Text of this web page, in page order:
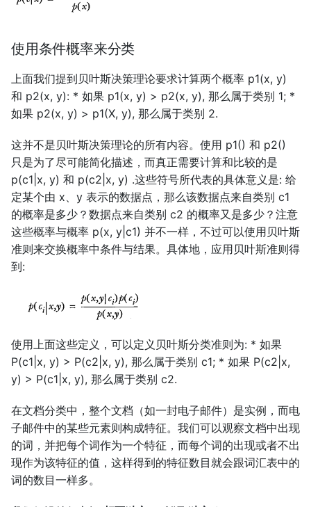
使用条件概率来分类
上面我们提到贝叶斯决策理论要求计算两个概率 p1(x, y)
和 p2(x, y): * 如果 p1(x, y) > p2(x, y), 那么属于类别 1; *
如果 p2(x, y) > p1(X, y), 那么属于类别 2.
这并不是贝叶斯决策理论的所有内容。使用 p1() 和 p2()
只是为了尽可能简化描述，而真正需要计算和比较的是
p(c1|x, y) 和 p(c2|x, y) .这些符号所代表的具体意义是: 给
定某个由 x、y 表示的数据点，那么该数据点来自类别 c1
的概率是多少？数据点来自类别 c2 的概率又是多少？注意
这些概率与概率 p(x, y|c1) 并不一样，不过可以使用贝叶斯
准则来交换概率中条件与结果。具体地，应用贝叶斯准则得
到:
使用上面这些定义，可以定义贝叶斯分类准则为: * 如果
P(c1|x, y) > P(c2|x, y), 那么属于类别 c1; * 如果 P(c2|x,
y) > P(c1|x, y), 那么属于类别 c2.
在文档分类中，整个文档（如一封电子邮件）是实例，而电
子邮件中的某些元素则构成特征。我们可以观察文档中出现
的词，并把每个词作为一个特征，而每个词的出现或者不出
现作为该特征的值，这样得到的特征数目就会跟词汇表中的
词的数目一样多。